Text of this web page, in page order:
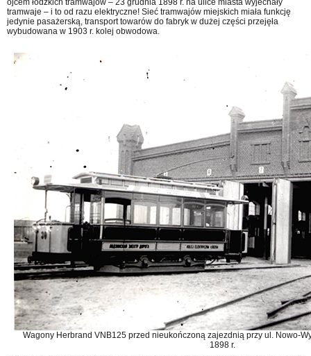
ojcem łódzkich tramwajów – 23 grudnia 1898 r. na ulice miasta wyjechały
tramwaje – i to od razu elektryczne! Sieć tramwajów miejskich miała funkcję
jedynie pasażerską, transport towarów do fabryk w dużej części przejęła
wybudowana w 1903 r. kolej obwodowa.
Wagony Herbrand VNB125 przed nieukończoną zajezdnią przy ul. Nowo-
1898 r.